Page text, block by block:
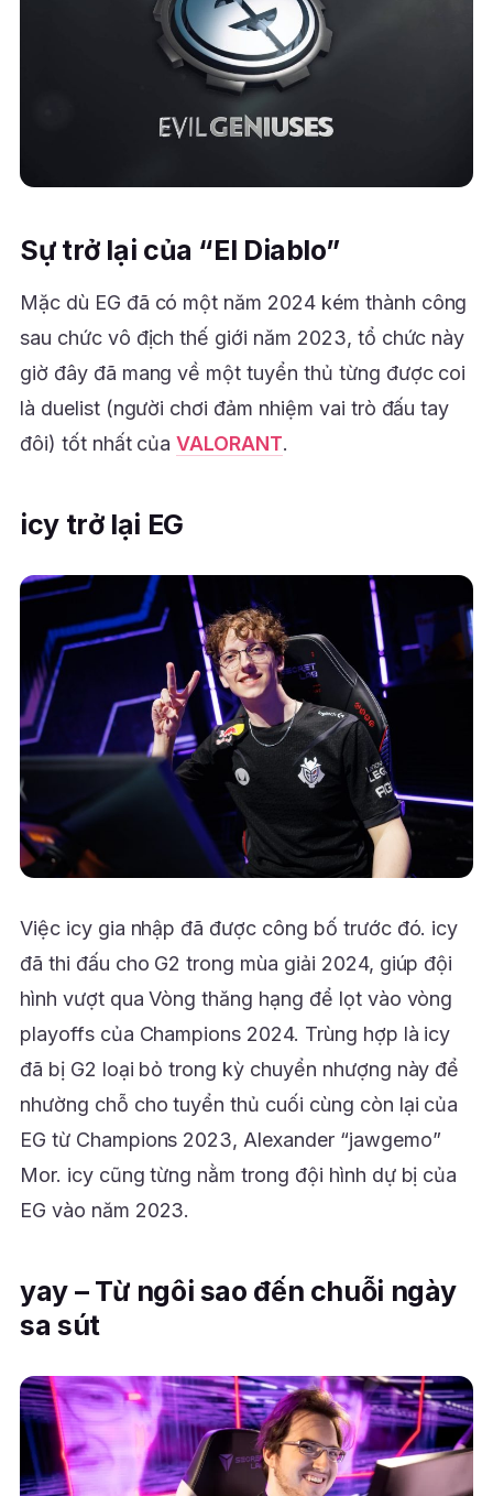
Sự trở lại của “El Diablo”
Mặc dù EG đã có một năm 2024 kém thành công
sau chức vô địch thế giới năm 2023, tổ chức này
giờ đây đã mang về một tuyển thủ từng được coi
là duelist (người chơi đảm nhiệm vai trò đấu tay
đôi) tốt nhất củaVALORANT.
icy trở lại EG
Việc icy gia nhập đã được công bố trước đó. icy
đã thi đấu cho G2 trong mùa giải 2024, giúp đội
hình vượt qua Vòng thăng hạng để lọt vào vòng
playoffs của Champions 2024. Trùng hợp là icy
đã bị G2 loại bỏ trong kỳ chuyển nhượng này để
nhường chỗ cho tuyển thủ cuối cùng còn lại của
EG từ Champions 2023, Alexander “jawgemo”
Mor. icy cũng từng nằm trong đội hình dự bị của
EG vào năm 2023.
yay – Từ ngôi sao đến chuỗi ngày
sa sút